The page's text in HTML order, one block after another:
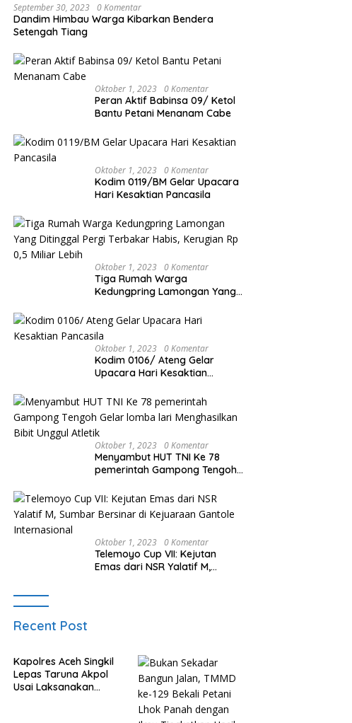
September 30, 2023 0 Komentar
Dandim Himbau Warga Kibarkan Bendera
Setengah Tiang
Oktober 1, 2023 0 Komentar
Peran Aktif Babinsa 09/ Ketol
Bantu Petani Menanam Cabe
Oktober 1, 2023 0 Komentar
Kodim 0119/BM Gelar Upacara
Hari Kesaktian Pancasila
Oktober 1, 2023 0 Komentar
Tiga Rumah Warga
Kedungpring Lamongan Yang
Kerugian Rp 0,5 Miliar Lebih
Oktober 1, 2023 0 Komentar
Kodim 0106/ Ateng Gelar
Upacara Hari Kesaktian
Oktober 1, 2023 0 Komentar
Menyambut HUT TNI Ke 78
pemerintah Gampong Tengoh
Bibit Unggul Atletik
Oktober 1, 2023 0 Komentar
Telemoyo Cup VII: Kejutan
Emas dari NSR Yalatif M,
Recent Post
Kapolres Aceh Singkil
Lepas Taruna Akpol
Usai Laksanakan